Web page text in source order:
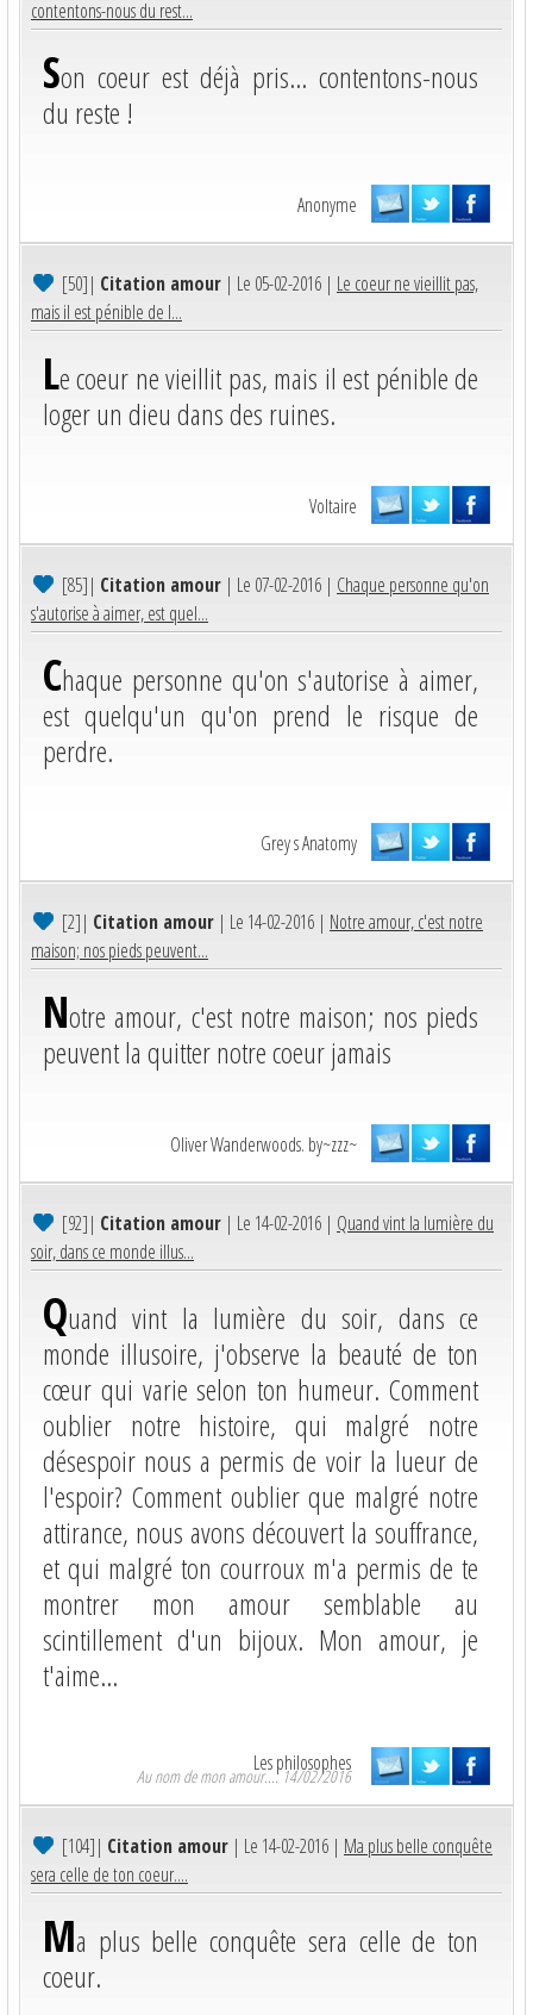
contentons-nous du rest...
Son coeur est déjà pris... contentons-nous
du reste !
Anonyme
[50]| Citation amour | Le 05-02-2016 | Le coeur ne vieillit pas,
mais il est pénible de l...
Le coeur ne vieillit pas, mais il est pénible de
loger un dieu dans des ruines.
Voltaire
[85]| Citation amour | Le 07-02-2016 | Chaque personne qu'on
s'autorise à aimer, est quel...
Chaque personne qu'on s'autorise à aimer,
est quelqu'un qu'on prend le risque de
perdre.
Grey s Anatomy
[2]| Citation amour | Le 14-02-2016 | Notre amour, c'est notre
maison; nos pieds peuvent...
Notre amour, c'est notre maison; nos pieds
peuvent la quitter notre coeur jamais
Oliver Wanderwoods. by~zzz~
[92]| Citation amour | Le 14-02-2016 | Quand vint la lumière du
soir, dans ce monde illus...
Quand vint la lumière du soir, dans ce
monde illusoire, j'observe la beauté de ton
cœur qui varie selon ton humeur. Comment
oublier notre histoire, qui malgré notre
désespoir nous a permis de voir la lueur de
l'espoir? Comment oublier que malgré notre
attirance, nous avons découvert la souffrance,
et qui malgré ton courroux m'a permis de te
montrer mon amour semblable au
scintillement d'un bijoux. Mon amour, je
t'aime...
Les philosophes
Au nom de mon amour.... 14/02/2016
[104]| Citation amour | Le 14-02-2016 | Ma plus belle conquête
sera celle de ton coeur....
Ma plus belle conquête sera celle de ton
coeur.